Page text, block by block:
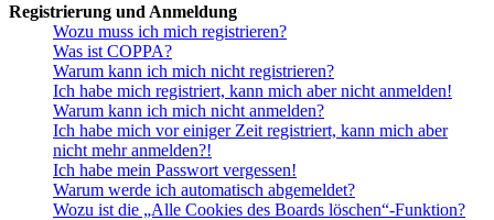
Registrierung und Anmeldung
Wozu muss ich mich registrieren?
Was ist COPPA?
Warum kann ich mich nicht registrieren?
Ich habe mich registriert, kann mich aber nicht anmelden!
Warum kann ich mich nicht anmelden?
Ich habe mich vor einiger Zeit registriert, kann mich aber
nicht mehr anmelden?!
Ich habe mein Passwort vergessen!
Warum werde ich automatisch abgemeldet?
Wozu ist die „Alle Cookies des Boards löschen“-Funktion?